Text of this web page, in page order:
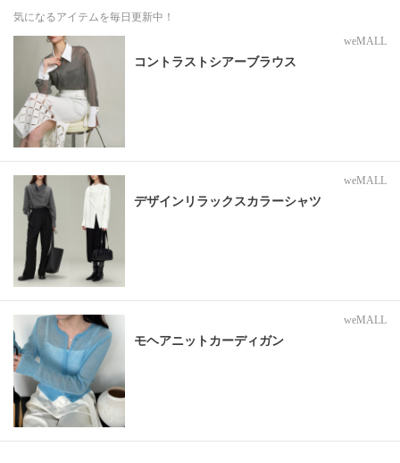
気になるアイテムを毎日更新中！
weMALL
コントラストシアーブラウス
weMALL
デザインリラックスカラーシャツ
weMALL
モヘアニットカーディガン